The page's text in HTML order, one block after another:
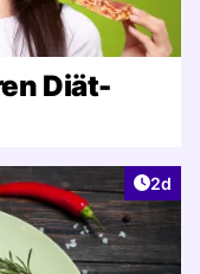
Diät-
2d